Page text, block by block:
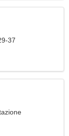
37